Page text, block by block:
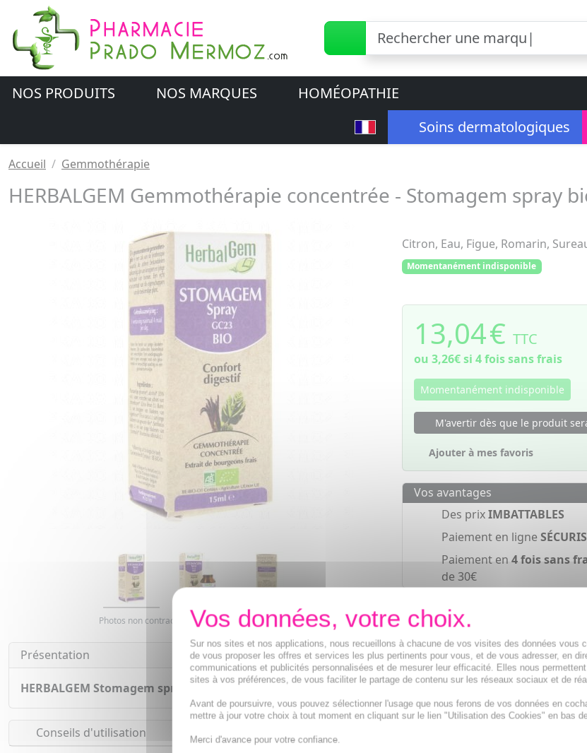
NOS PRODUITS NOS MARQUES
HOMÉOPATHIE
Soins dermatologiques
Accueil Gemmothérapie
HERBALGEM Gemmothérapie concentrée - Stomagem spray
Photos non contractuelles. Copyright digimarquage
Citron, Eau, Figue, Romarin,
Momentanément indisponible
13,04€ TTC
ou 3,26€si 4 fois sans frais
Momentanément indisponible
M'avertir dès que le produit
Ajouter à mes favoris
Vos avantages
Des prixIMBATTABLES
Paiement en ligne
Paiement en 4 fois sans
de 30€
Présentation
HERBALGEM Stomagem spray bio 15mlest un complexe qui contribue à favoriser la digestion grâce à la
Conseils d'utilisation
Sur nos sites et nos applications, nous recueillons à chacune de vos visites des données vous
de vous proposer les offres et services les plus pertinents pour vous, et de vous adresser, en
communications et publicités personnalisées et de mesurer leur efficacité. Elles nous
sites à vos préférences, de vous faciliter le partage de contenu sur les réseaux sociaux et de
Avant de poursuivre, vous pouvez sélectionner l'usage que nous ferons de vos données en
mettre à jour votre choix à tout moment en cliquant sur le lien "Utilisation des Cookies" en bas
Merci d'avance pour votre confiance.